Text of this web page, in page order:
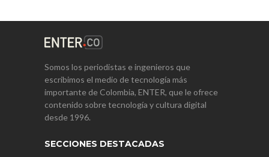
Somos los periodistas e ingenieros que
escribimos el medio de tecnología más
importante de Colombia, ENTER, que le ofrece
contenido sobre tecnología y cultura digital
desde 1996.
SECCIONES DESTACADAS